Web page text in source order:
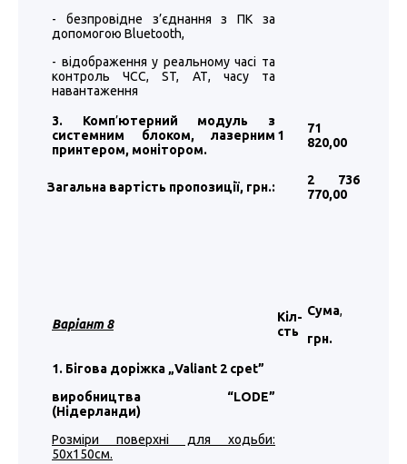
- безпровідне з’єднання з ПК за
допомогою Bluetooth,
- відображення у реальному часі та
контроль ЧСС, ST, АТ, часу та
навантаження
3. Комп’ютерний модуль з
системним блоком, лазерним
принтером, монітором.
1
71
820,00
Загальна вартість пропозиції, грн.:
2 736
770,00
Варіант 8
Кіл-
сть
Сума,
грн.
1. Бігова доріжка „Valiant 2 cpet”
виробництва “LODE”
(Нідерланди)
Розміри поверхні для ходьби:
50х150см.